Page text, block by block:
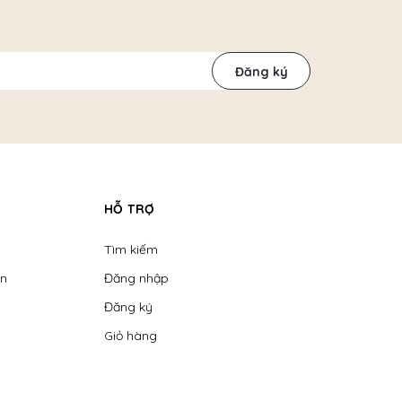
Đăng ký
HỖ TRỢ
Tìm kiếm
Đăng nhập
Đăng ký
Giỏ hàng